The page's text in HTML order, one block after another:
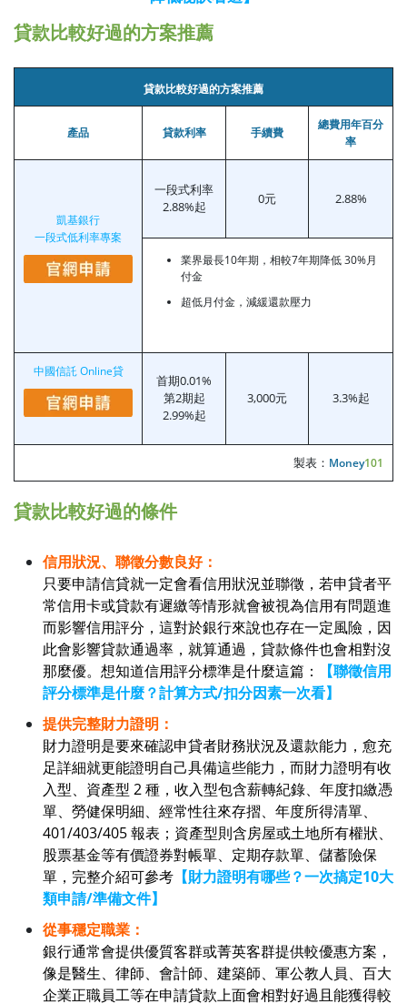
貸款比較好過的方案推薦
貸款比較好過的方案推薦
產品 貸款利率 手續費
總費用年百分
率
凱基銀行
一段式低利率專案
一段式利率
2.88%起
0元 2.88%
業界最長10年期，相較7年期降低 30%月
付金
超低月付金，減緩還款壓力
中國信託 Online貸
首期0.01%
第2期起
2.99%起
3,000元 3.3%起
製表： Money101
貸款比較好過的條件
信用狀況、聯徵分數良好：
只要申請信貸就一定會看信用狀況並聯徵，若申貸者平
常信用卡或貸款有遲繳等情形就會被視為信用有問題進
而影響信用評分，這對於銀行來說也存在一定風險，因
此會影響貸款通過率，就算通過，貸款條件也會相對沒
那麼優。想知道信用評分標準是什麼這篇：
【聯徵信用
評分標準是什麼？計算方式/扣分因素一次看】
提供完整財力證明：
財力證明是要來確認申貸者財務狀況及還款能力，愈充
足詳細就更能證明自己具備這些能力，而財力證明有收
入型、資產型 2 種，收入型包含薪轉紀錄、年度扣繳憑
單、勞健保明細、經常性往來存摺、年度所得清單、
401/403/405 報表；資產型則含房屋或土地所有權狀、
股票基金等有價證券對帳單、定期存款單、儲蓄險保
單，完整介紹可參考 【財力證明有哪些？一次搞定10大
類申請/準備文件】
從事穩定職業：
銀行通常會提供優質客群或菁英客群提供較優惠方案，
像是醫生、律師、會計師、建築師、軍公教人員、百大
企業正職員工等在申請貸款上面會相對好過且能獲得較